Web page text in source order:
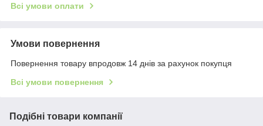
Всі умови оплати
Умови повернення
Повернення товару впродовж 14 днів за рахунок покупця
Всі умови повернення
Подібні товари компанії